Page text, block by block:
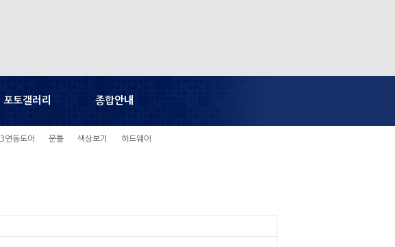
포토갤러리 종합안내
3연동도어 문틀 색상보기 하드웨어